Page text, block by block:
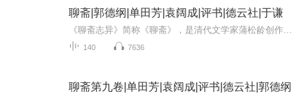
聊斋|郭德纲|单田芳|袁阔成|评书|德云社|于谦
140 7636
聊斋第九卷|单田芳|袁阔成|评书|德云社|郭德纲